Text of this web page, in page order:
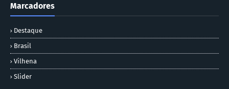
Marcadores
Destaque
Brasil
Vilhena
Slider